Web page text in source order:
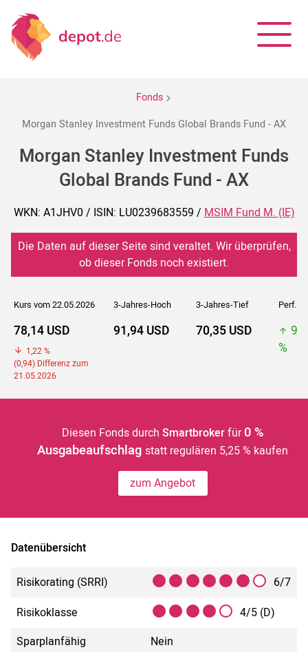
Fonds
Morgan Stanley Investment Funds Global Brands Fund - AX
Morgan Stanley Investment Funds
Global Brands Fund - AX
WKN: A1JHV0 / ISIN: LU0239683559 /MSIM Fund M. (IE)
Die Daten auf dieser Seite sind veraltet. Wir überprüfen,
ob dieser Fonds noch existiert.
Kurs vom 22.05.2026 3-Jahres-Hoch 3-Jahres-Tief Perf. 5J
78,14 USD
1,22 %
(0,94) Differenz zum
21.05.2026
91,94 USD 70,35 USD
%
Diesen Fonds durch Smartbrokerfür 0 %
Ausgabeaufschlagstatt regulären 5,25 % kaufen
zum Angebot
Datenübersicht
Risikorating (SRRI)
6/7
Risikoklasse
4/5 (D)
Sparplanfähig
Nein